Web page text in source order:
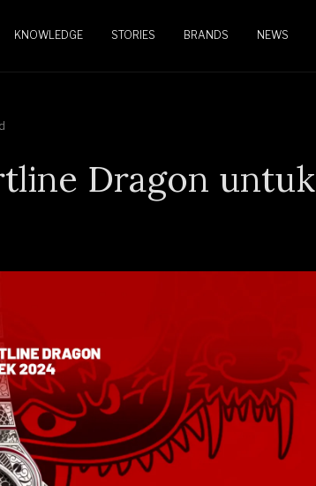
KNOWLEDGE STORIES BRANDS NEWS
Dragon untuk